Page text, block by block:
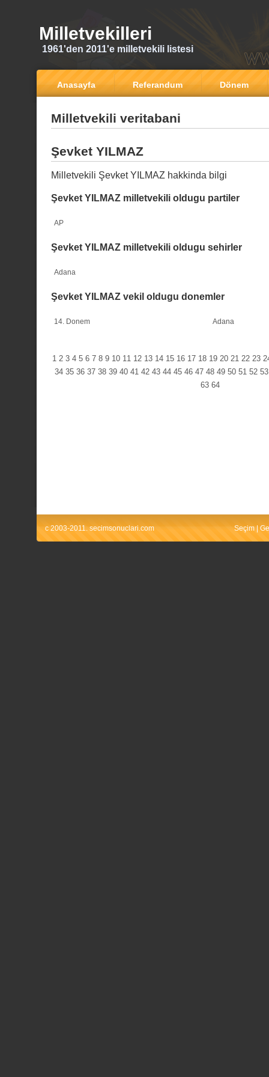
Milletvekilleri
1961'den 2011'e milletvekili listesi
Anasayfa Referandum Dönem
Milletvekili veritabani
Şevket YILMAZ
Milletvekili Şevket YILMAZ hakkinda bilgi
Şevket YILMAZ milletvekili oldugu partiler
AP
Şevket YILMAZ milletvekili oldugu sehirler
Adana
Şevket YILMAZ vekil oldugu donemler
14. Donem Adana
1 2 3 4 5 6 7 8 9 10 11 12 13 14 15 16 17 18 19 20 21 22 23
34 35 36 37 38 39 40 41 42 43 44 45 46 47 48 49 50 51 52 53
63 64
c 2003-2011. secimsonuclari.com Seçim